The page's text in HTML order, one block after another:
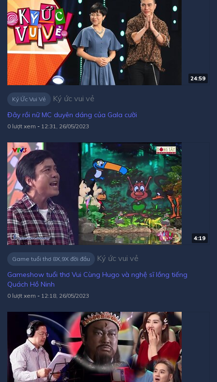
24:59
Ký Ức Vui Vẻ Ký ức vui vẻ
Đây rồi nữ MC duyên dáng của Gala cười
0 lượt xem - 12:31, 26/05/2023
4:19
Game tuổi thơ 8X,9X đời đầu Ký ức vui vẻ
Gameshow tuổi thơ Vui Cùng Hugo và nghệ sĩ lồng tiếng
Quách Hồ Ninh
0 lượt xem - 12:18, 26/05/2023